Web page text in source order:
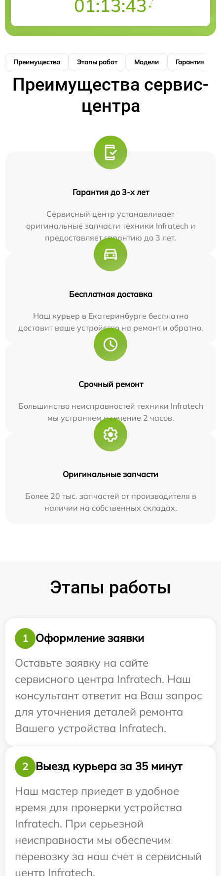
01:13:42
Преимущества Этапы работ Модели Гарантия
Преимущества сервис-
центра
Гарантия до 3-х лет
Сервисный центр устанавливает
оригинальные запчасти техники Infratech и
предоставляет гарантию до 3 лет.
Бесплатная доставка
Наш курьер в Екатеринбурге бесплатно
доставит ваше устройство на ремонт и обратно.
Срочный ремонт
Большинство неисправностей техники Infratech
мы устраняем в течение 2 часов.
Оригинальные запчасти
Более 20 тыс. запчастей от производителя в
наличии на собственных складах.
Этапы работы
1
Оформление заявки
Оставьте заявку на сайте
сервисного центра Infratech. Наш
консультант ответит на Ваш запрос
для уточнения деталей ремонта
Вашего устройства Infratech.
2
Выезд курьера за 35 минут
Наш мастер приедет в удобное
время для проверки устройства
Infratech. При серьезной
неисправности мы обеспечим
перевозку за наш счет в сервисный
центр Infratech.